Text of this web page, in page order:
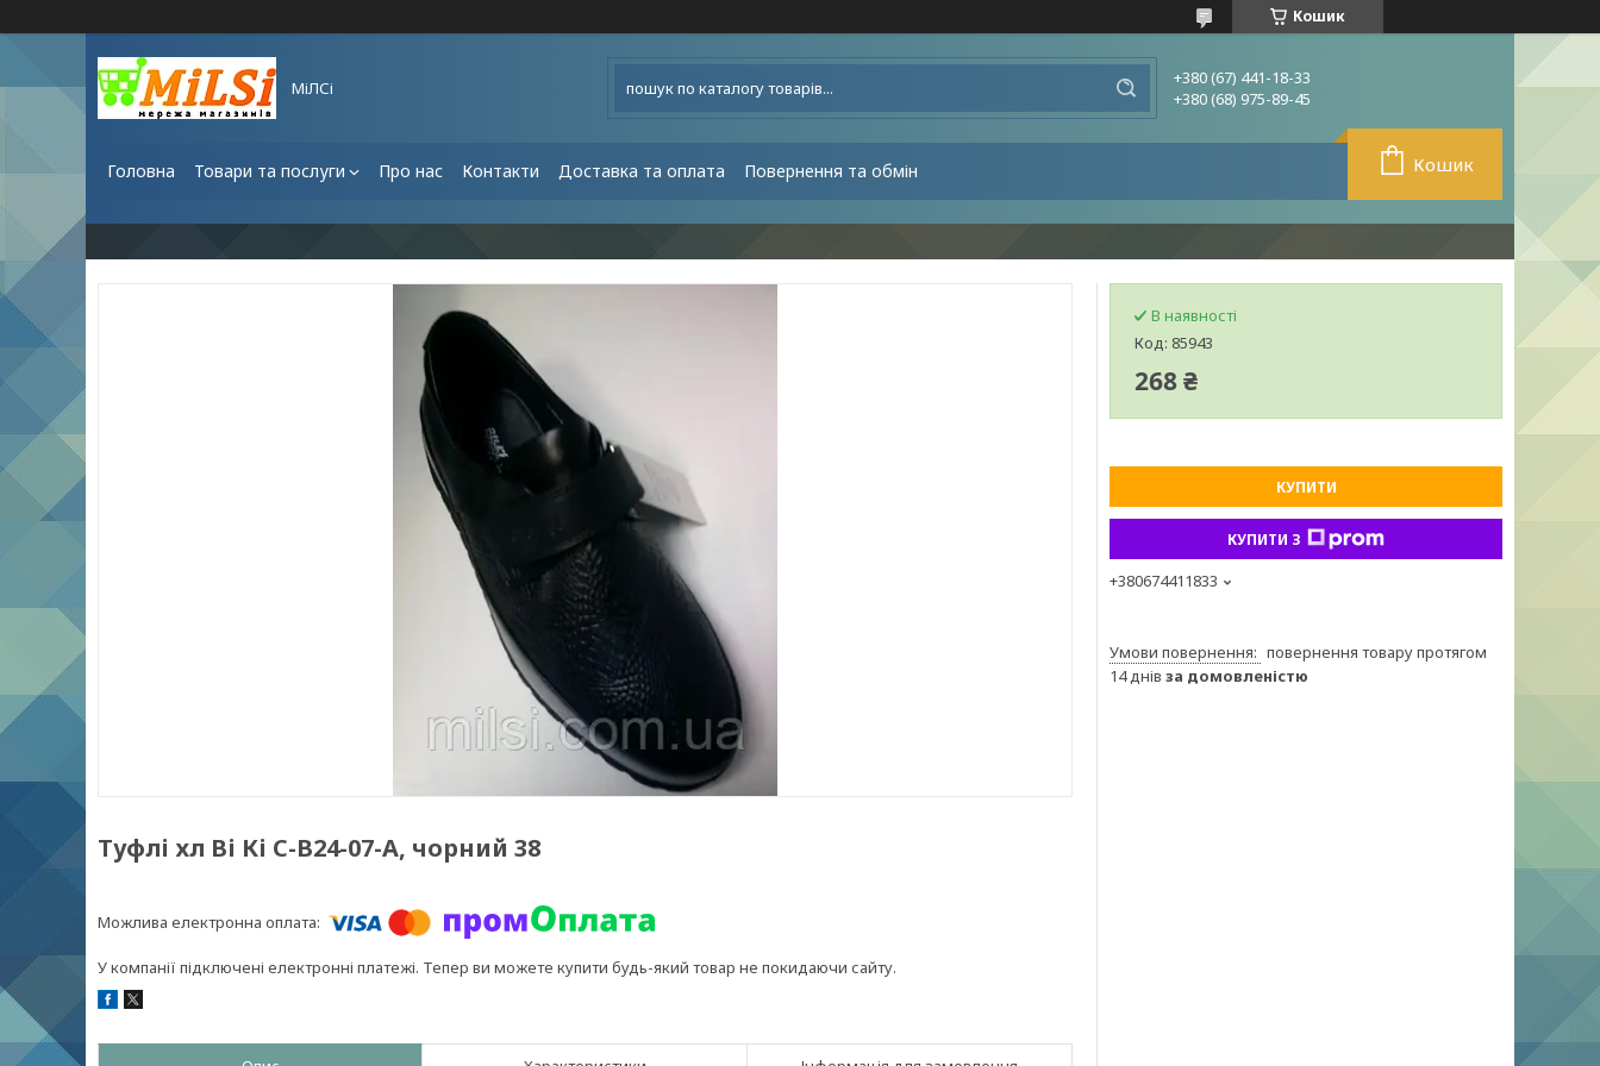
Кошик
МіЛСі
+380 (67) 441-18-33
+380 (68) 975-89-45
Головна Товари та послуги Про нас Контакти Доставка та оплата Повернення та обмін Кошик
Туфлі хл Ві Кі С-В24-07-А, чорний 38
У компанії підключені електронні платежі. Тепер ви можете купити будь-який товар не покидаючи сайту.
В наявності
Код: 85943
268 ₴
КУПИТИ
КУПИТИ З
+380674411833
повернення товару протягом
14 днів за домовленістю